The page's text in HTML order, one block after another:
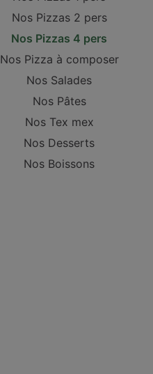
Nos Pizzas 2 pers
Nos Pizzas 4 pers
Nos Pizza à composer
Nos Salades
Nos Pâtes
Nos Tex mex
Nos Desserts
Nos Boissons